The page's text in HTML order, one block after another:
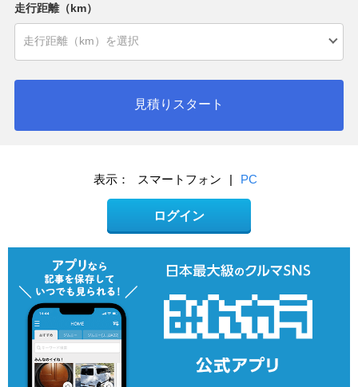
走行距離（km）
見積りスタート
表示： スマートフォン | PC
ログイン